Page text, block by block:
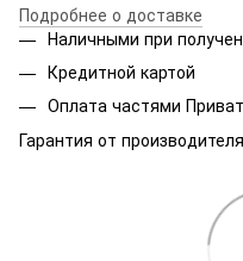
Подробнее о доставке
Наличными при
Кредитной картой
Оплата частями
Гарантия от